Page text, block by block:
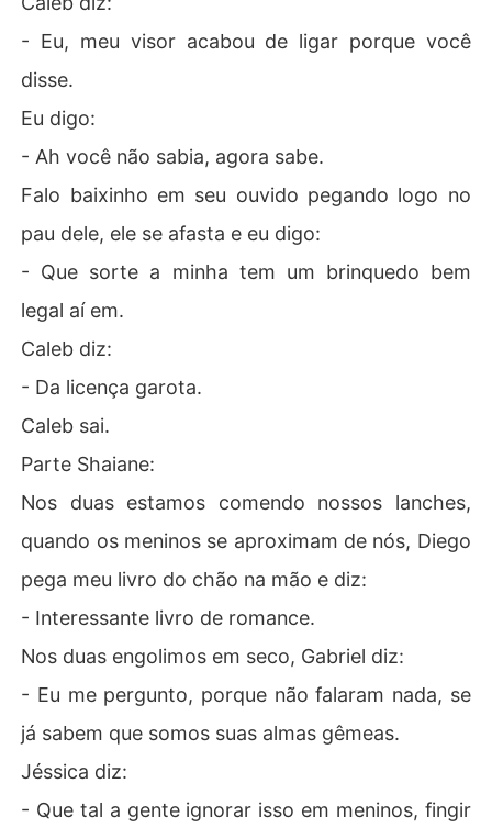
- Eu, meu visor acabou de ligar porque você
disse.
Eu digo:
- Ah você não sabia, agora sabe.
Falo baixinho em seu ouvido pegando logo no
pau dele, ele se afasta e eu digo:
- Que sorte a minha tem um brinquedo bem
legal aí em.
Caleb diz:
- Da licença garota.
Caleb sai.
Parte Shaiane:
Nos duas estamos comendo nossos lanches,
quando os meninos se aproximam de nós, Diego
pega meu livro do chão na mão e diz:
- Interessante livro de romance.
Nos duas engolimos em seco, Gabriel diz:
- Eu me pergunto, porque não falaram nada, se
já sabem que somos suas almas gêmeas.
Jéssica diz:
- Que tal a gente ignorar isso em meninos, fingir